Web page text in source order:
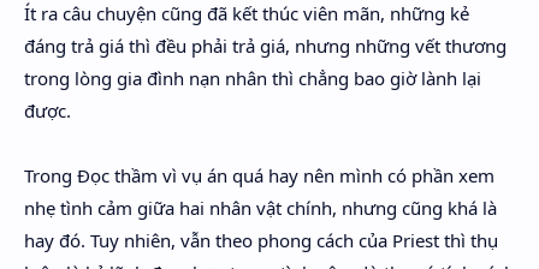
Ít ra câu chuyện cũng đã kết thúc viên mãn, những kẻ
đáng trả giá thì đều phải trả giá, nhưng những vết thương
trong lòng gia đình nạn nhân thì chẳng bao giờ lành lại
được.
Trong Đọc thầm vì vụ án quá hay nên mình có phần xem
nhẹ tình cảm giữa hai nhân vật chính, nhưng cũng khá là
hay đó. Tuy nhiên, vẫn theo phong cách của Priest thì thụ